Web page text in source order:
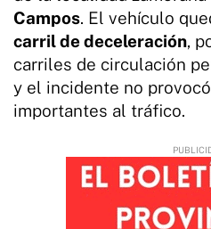
Campos. El vehículo
carril de deceleración,
carriles de circulación
y el incidente no
importantes al tráfico.